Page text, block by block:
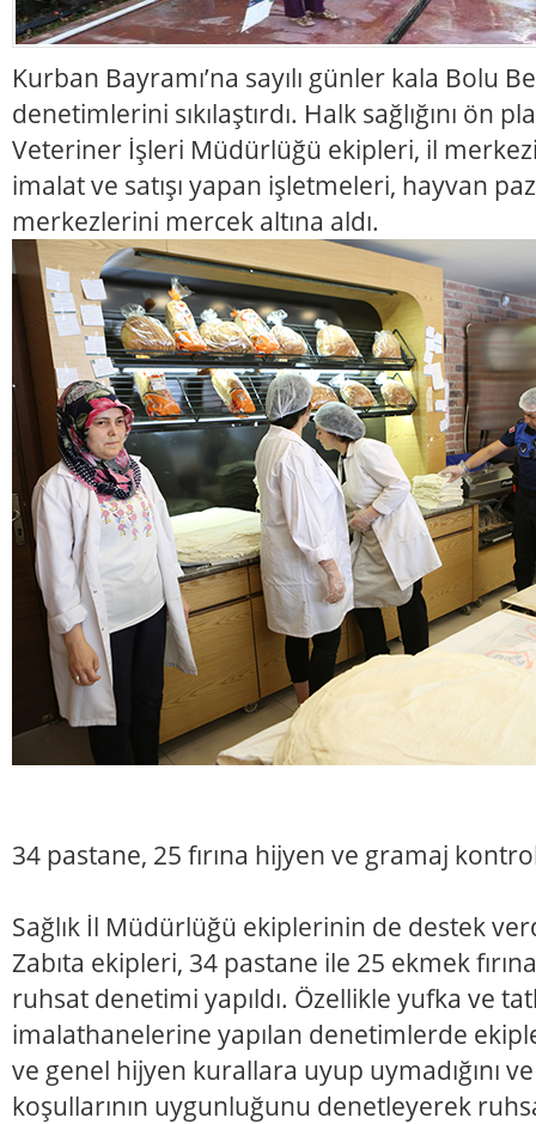
Kurban Bayramı’na sayılı günler kala Bolu
denetimlerini sıkılaştırdı. Halk sağlığını ön
Veteriner İşleri Müdürlüğü ekipleri, il
imalat ve satışı yapan işletmeleri, hayvan
merkezlerini mercek altına aldı.
34 pastane, 25 fırına hijyen ve gramaj
Sağlık İl Müdürlüğü ekiplerinin de destek
Zabıta ekipleri, 34 pastane ile 25 ekmek
ruhsat denetimi yapıldı. Özellikle yufka ve
imalathanelerine yapılan denetimlerde
ve genel hijyen kurallara uyup uymadığını
koşullarının uygunluğunu denetleyerek